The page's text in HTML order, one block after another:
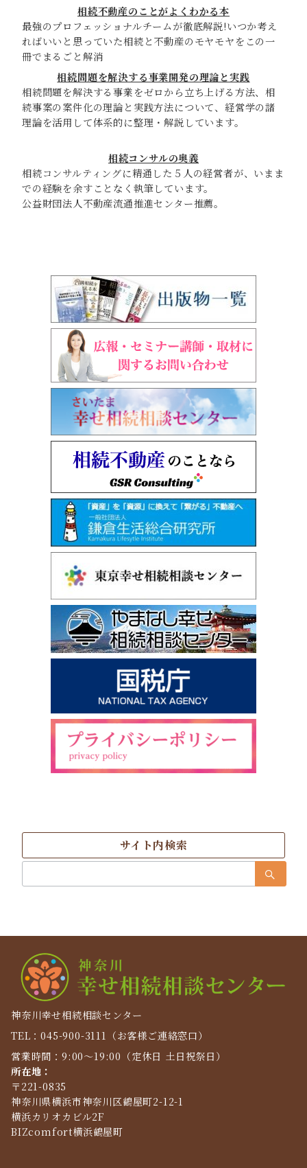
相続不動産のことがよくわかる本
最強のプロフェッショナルチームが徹底解説!いつか考え
ればいいと思っていた相続と不動産のモヤモヤをこの一
冊でまるごと解消
相続問題を解決する事業開発の理論と実践
相続問題を解決する事業をゼロから立ち上げる方法、相
続事案の案件化の理論と実践方法について、経営学の諸
理論を活用して体系的に整理・解説しています。
相続コンサルの奥義
相続コンサルティングに精通した５人の経営者が、いまま
での経験を余すことなく執筆しています。
公益財団法人不動産流通推進センター推薦。
サイト内検索
索：
神奈川幸せ相続相談センター
TEL：045-900-3111（お客様ご連絡窓口）
営業時間：9:00～19:00（定休日 土日祝祭日）
所在地：
〒221-0835
神奈川県横浜市神奈川区鶴屋町2-12-1
横浜カリオカビル2F
BIZcomfort横浜鶴屋町